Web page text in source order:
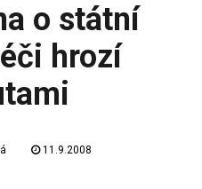
o státní
hrozí
11.9.2008